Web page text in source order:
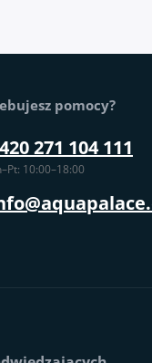
pomocy?
271 104 111
10:00–18:00